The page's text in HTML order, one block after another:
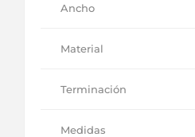
Ancho
Material
Terminación
Medidas